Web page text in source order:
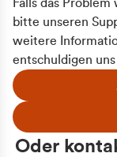
Falls das
bitte unseren
weitere
entschuldigen
Oder